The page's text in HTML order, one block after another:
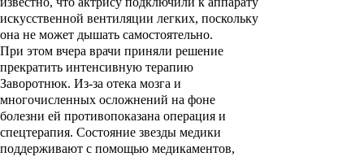
искусственной вентиляции легких, поскольку
она не может дышать самостоятельно.
При этом вчера врачи приняли решение
прекратить интенсивную терапию
Заворотнюк. Из-за отека мозга и
многочисленных осложнений на фоне
болезни ей противопоказана операция и
спецтерапия. Состояние звезды медики
поддерживают с помощью медикаментов,